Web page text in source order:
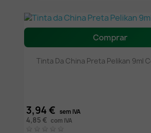
Comprar
Tinta Da China Preta Pelikan 9ml
3,94 € sem IVA
4,85 € com IVA